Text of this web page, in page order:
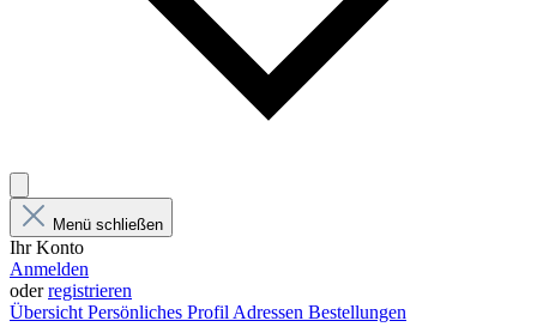
Menü schließen
Ihr Konto
Anmelden
oderregistrieren
Übersicht Persönliches Profil Adressen Bestellungen